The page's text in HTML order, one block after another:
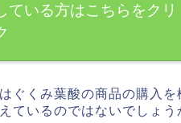
ている方はこちらをクリ
ぐくみ葉酸の商品の購入を
ているのではないでしょう